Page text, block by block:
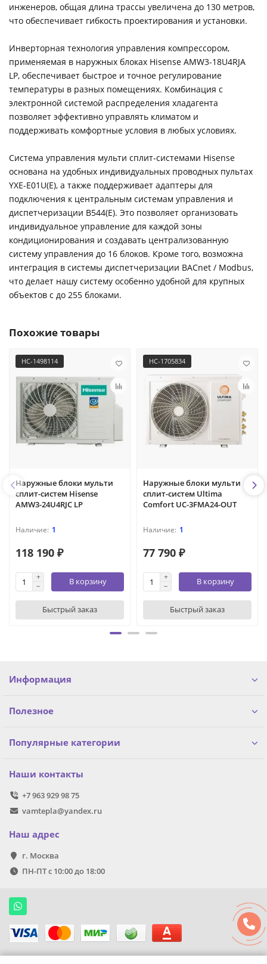
инженеров, общая длина трассы увеличена до 130 метров,
что обеспечивает гибкость проектирования и установки.
Инверторная технология управления компрессором,
применяемая в наружных блоках Hisense AMW3-18U4RJA
LP, обеспечивает быстрое и точное регулирование
температуры в разных помещениях. Комбинация с
электронной системой распределения хладагента
позволяет эффективно управлять климатом и
поддерживать комфортные условия в любых условиях.
Система управления мульти сплит-системами Hisense
основана на удобных индивидуальных проводных пультах
YXE-E01U(E), а также поддерживает адаптеры для
подключения к центральным системам управления и
диспетчеризации B544(E). Это позволяет организовать
индивидуальное управление для каждой зоны
кондиционирования и создавать централизованную
систему управления до 16 блоков. Кроме того, возможна
интеграция в системы диспетчеризации BACnet / Modbus,
что делает нашу систему особенно удобной для крупных
объектов с до 255 блоками.
Похожие товары
НС-1498114
Наружные блоки мульти
сплит-систем Hisense
AMW3-24U4RJC LP
1
118 190 ₽
В корзину
Быстрый заказ
НС-1705834
Наружные блоки мульти
сплит-систем Ultima
Comfort UC-3FMA24-OUT
1
77 790 ₽
В корзину
Быстрый заказ
Информация
Полезное
Популярные категории
Наши контакты
+7 963 929 98 75
vamtepla@yandex.ru
Наш адрес
г. Москва
ПН-ПТ с 10:00 до 18:00